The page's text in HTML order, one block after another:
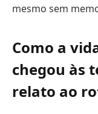
mesmo sem
Como a
chegou às
relato ao